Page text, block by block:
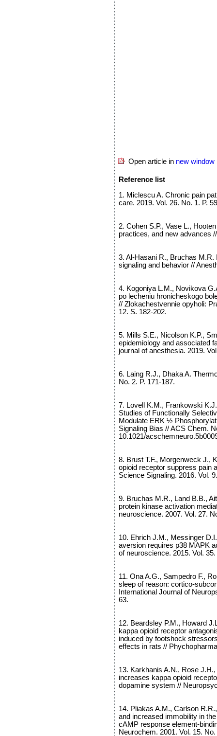
Open article in new window
Reference list
1. Miclescu A. Chronic pain
care. 2019. Vol. 26. No. 1. P.
2. Cohen S.P., Vase L.,
practices, and new advances
3. Al-Hasani R., Bruchas
signaling and behavior //
4. Kogoniya L.M., Novikova
po lecheniu hronicheskogo
// Zlokachestvennie opyholi:
12. S. 182-202.
5. Mills S.E., Nicolson K.P.,
epidemiology and associated
journal of anesthesia. 2019.
6. Laing R.J., Dhaka A.
No. 2. P. 171-187.
7. Lovell K.M., Frankowski
Studies of Functionally
Modulate ERK ½
Signaling Bias // ACS Chem.
10.1021/
8. Brust T.F., Morgenweck J.,
opioid receptor suppress pain
Science Signaling. 2016. Vol.
9. Bruchas M.R., Land B.B.,
protein kinase activation
neuroscience. 2007. Vol. 27.
10. Ehrich J.M., Messinger
aversion requires p38 MAPK
of neuroscience. 2015. Vol.
11. Ona A.G., Sampedro F.,
sleep of reason: cortico-
International Journal of
63.
12. Beardsley P.M., Howard
kappa opioid receptor
induced by footshock
effects in rats //
13. Karkhanis A.N., Rose
increases kappa opioid
dopamine system //
14. Pliakas A.M., Carlson
and increased immobility in
cAMP response element-
Neurochem. 2001. Vol. 15.